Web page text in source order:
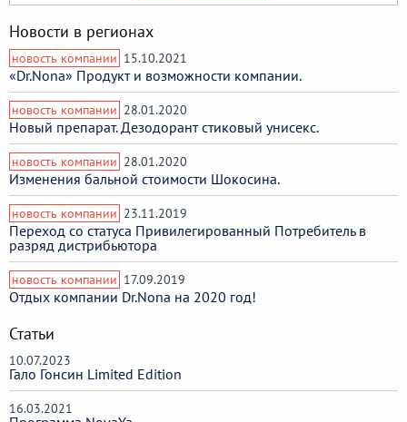
Новости в регионах
новость компании 15.10.2021
«Dr.Nona» Продукт и возможности компании.
новость компании 28.01.2020
Новый препарат. Дезодорант стиковый унисекс.
новость компании 28.01.2020
Изменения бальной стоимости Шокосина.
новость компании 23.11.2019
Переход со статуса Привилегированный Потребитель в
разряд дистрибьютора
новость компании 17.09.2019
Отдых компании Dr.Nona на 2020 год!
Статьи
10.07.2023
Гало Гонсин Limited Edition
16.03.2021